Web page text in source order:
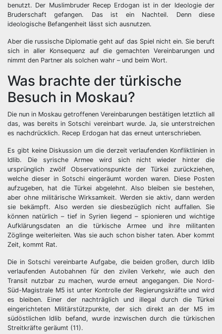
benutzt. Der Muslimbruder Recep Erdogan ist in der Ideologie der
Bruderschaft gefangen. Das ist ein Nachteil. Denn diese
ideologische Befangenheit lässt sich ausnutzen.
Aber die russische Diplomatie geht auf das Spiel nicht ein. Sie beruft
sich in aller Konsequenz auf die gemachten Vereinbarungen und
nimmt den Partner als solchen wahr – und beim Wort.
Was brachte der türkische
Besuch in Moskau?
Die nun in Moskau getroffenen Vereinbarungen bestätigen letztlich all
das, was bereits in Sotschi vereinbart wurde. Ja, sie unterstreichen
es nachdrücklich. Recep Erdogan hat das erneut unterschrieben.
Es gibt keine Diskussion um die derzeit verlaufenden Konfliktlinien in
Idlib. Die syrische Armee wird sich nicht wieder hinter die
ursprünglich zwölf Observationspunkte der Türkei zurückziehen,
welche dieser in Sotschi eingeräumt worden waren. Diese Posten
aufzugeben, hat die Türkei abgelehnt. Also bleiben sie bestehen,
aber ohne militärische Wirksamkeit. Werden sie aktiv, dann werden
sie bekämpft. Also werden sie diesbezüglich nicht auffallen. Sie
können natürlich – tief in Syrien liegend – spionieren und wichtige
Aufklärungsdaten an die türkische Armee und ihre militanten
Zöglinge weiterleiten. Was sie auch schon bisher taten. Aber kommt
Zeit, kommt Rat.
Die in Sotschi vereinbarte Aufgabe, die beiden großen, durch Idlib
verlaufenden Autobahnen für den zivilen Verkehr, wie auch den
Transit nutzbar zu machen, wurde erneut angegangen. Die Nord-
Süd-Magistrale M5 ist unter Kontrolle der Regierungskräfte und wird
es bleiben. Einer der nachträglich und illegal durch die Türkei
eingerichteten Militärstützpunkte, der sich direkt an der M5 im
südöstlichen Idlib befand, wurde inzwischen durch die türkischen
Streitkräfte geräumt (11).